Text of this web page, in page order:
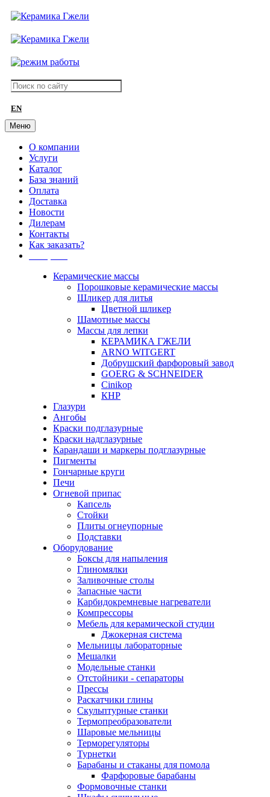
EN
Меню
О компании
Услуги
Каталог
База знаний
Оплата
Доставка
Новости
Дилерам
Контакты
Как заказать?
Керамические массы
Порошковые керамические массы
Шликер для литья
Цветной шликер
Шамотные массы
Массы для лепки
КЕРАМИКА ГЖЕЛИ
ARNO WITGERT
Добрушский фарфоровый завод
GOERG & SCHNEIDER
Cinikop
КНР
Глазури
Ангобы
Краски подглазурные
Краски надглазурные
Карандаши и маркеры подглазурные
Пигменты
Гончарные круги
Печи
Огневой припас
Капсель
Стойки
Плиты огнеупорные
Подставки
Оборудование
Боксы для напыления
Глиномялки
Заливочные столы
Запасные части
Карбидокремневые нагреватели
Компрессоры
Мебель для керамической студии
Джокерная система
Мельницы лабораторные
Мешалки
Модельные станки
Отстойники - сепараторы
Прессы
Раскатчики глины
Скульптурные станки
Термопреобразователи
Шаровые мельницы
Терморегуляторы
Турнетки
Барабаны и стаканы для помола
Фарфоровые барабаны
Формовочные станки